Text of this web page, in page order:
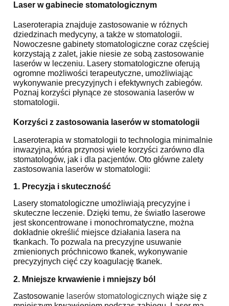
Laser w gabinecie stomatologicznym
Laseroterapia znajduje zastosowanie w różnych
dziedzinach medycyny, a także w stomatologii.
Nowoczesne gabinety stomatologiczne coraz częściej
korzystają z zalet, jakie niesie ze sobą zastosowanie
laserów w leczeniu. Lasery stomatologiczne oferują
ogromne możliwości terapeutyczne, umożliwiając
wykonywanie precyzyjnych i efektywnych zabiegów.
Poznaj korzyści płynące ze stosowania laserów w
stomatologii.
Korzyści z zastosowania laserów w stomatologii
Laseroterapia w stomatologii to technologia minimalnie
inwazyjna, która przynosi wiele korzyści zarówno dla
stomatologów, jak i dla pacjentów. Oto główne zalety
zastosowania laserów w stomatologii:
1. Precyzja i skuteczność
Lasery stomatologiczne umożliwiają precyzyjne i
skuteczne leczenie. Dzięki temu, że światło laserowe
jest skoncentrowane i monochromatyczne, można
dokładnie określić miejsce działania lasera na
tkankach. To pozwala na precyzyjne usuwanie
zmienionych próchnicowo tkanek, wykonywanie
precyzyjnych cięć czy koagulację tkanek.
2. Mniejsze krwawienie i mniejszy ból
Zastosowanie laserów stomatologicznych wiąże się z